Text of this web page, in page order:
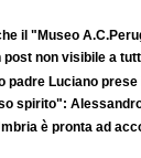
il "Museo
post non visibile a
padre Luciano
spirito":
è pronta ad